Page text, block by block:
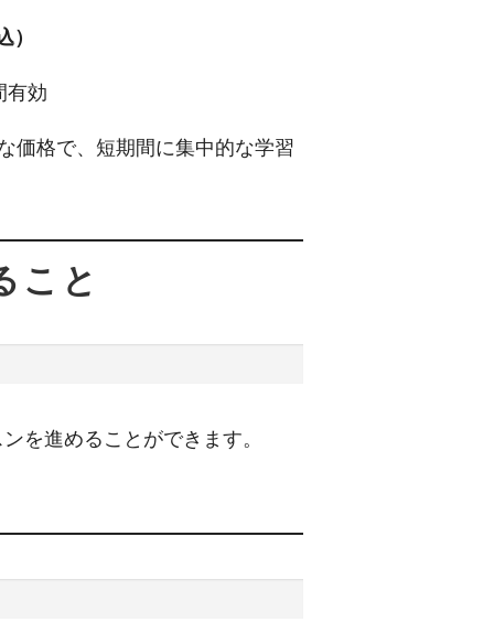
有効
価格で、短期間に集中的な学習
こと
を進めることができます。